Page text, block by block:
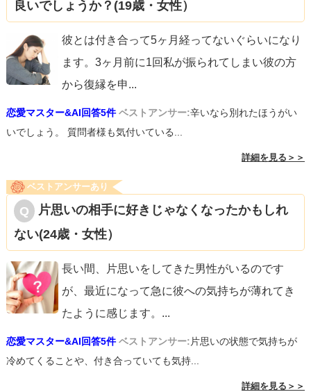
良いでしょうか？(19歳・女性）
彼とは付き合って5ヶ月経ってないぐらいになり
ます。3ヶ月前に1回私が振られてしまい彼の方
から復縁を申...
恋愛マスター&AI回答5件 ベストアンサー:辛いなら別れたほうがい
いでしょう。 質問者様も気付いている...
詳細を見る＞＞
ベストアンサーあり
片思いの相手に好きじゃなくなったかもしれ
ない(24歳・女性）
長い間、片思いをしてきた男性がいるのです
が、最近になって急に彼への気持ちが薄れてき
たように感じます。 ...
恋愛マスター&AI回答5件 ベストアンサー:片思いの状態で気持ちが
冷めてくることや、付き合っていても気持...
詳細を見る＞＞